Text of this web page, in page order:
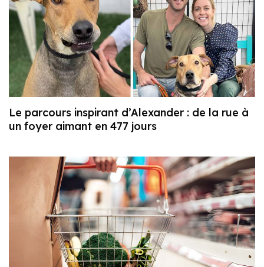
Le parcours inspirant d’Alexander : de la rue à
un foyer aimant en 477 jours